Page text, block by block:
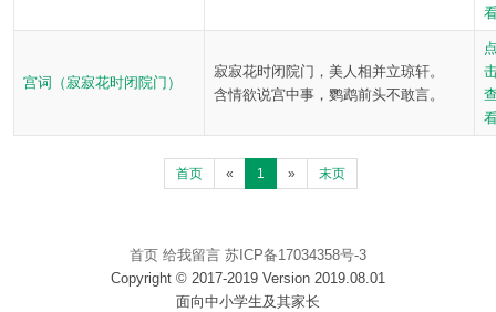
宫词（寂寂花时闭院门）
寂寂花时闭院门，美人相并立琼轩。
含情欲说宫中事，鹦鹉前头不敢言。
首页 « 1 » 末页
首页 给我留言 苏ICP备17034358号-3
Copyright © 2017-2019 Version 2019.08.01
面向中小学生及其家长